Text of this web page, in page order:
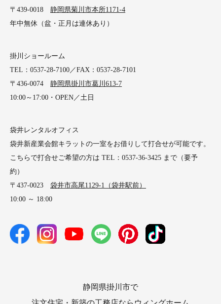
〒439-0018 静岡県菊川市本所1171-4
年中無休（盆・正月は連休あり）
掛川ショールーム
TEL：0537-28-7100／FAX：0537-28-7101
〒436-0074 静岡県掛川市葛川613-7
10:00～17:00・OPEN／土日
袋井レンタルオフィス
袋井新産業会館キラットの一室をお借りして打合せが可能です。
こちらで打合せご希望の方は TEL：0537-36-3425 まで（要予
約）
〒437-0023 袋井市高尾1129-1（袋井駅前）
10:00 ～ 18:00
静岡県掛川市で